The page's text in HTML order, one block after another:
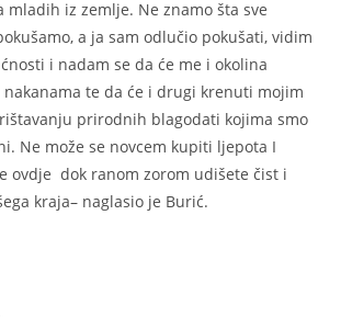
mladih iz zemlje. Ne znamo šta sve
a ja sam odlučio pokušati, vidim
i nadam se da će me i okolina
te da će i drugi krenuti mojim
prirodnih blagodati kojima smo
Ne može se novcem kupiti ljepota I
ovdje dok ranom zorom udišete čist i
kraja– naglasio je Burić.